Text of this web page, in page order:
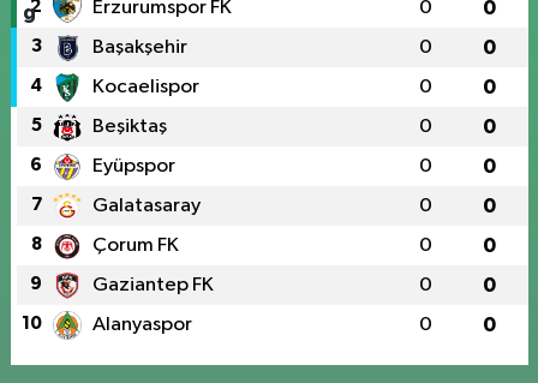
2 Erzurumspor FK 0 0
3 Başakşehir 0 0
4 Kocaelispor 0 0
5 Beşiktaş 0 0
6 Eyüpspor 0 0
7 Galatasaray 0 0
8 Çorum FK 0 0
9 Gaziantep FK 0 0
10 Alanyaspor 0 0